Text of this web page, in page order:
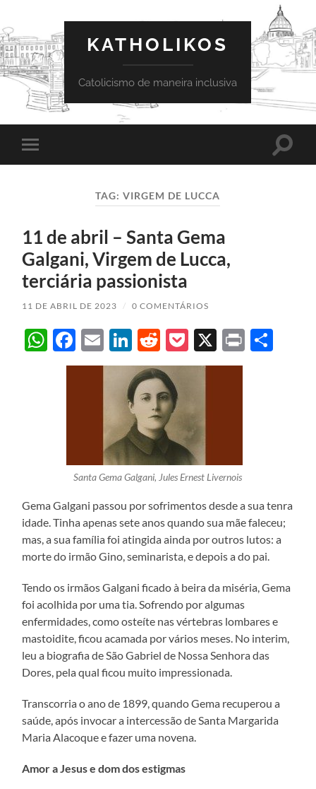
KATHOLIKOS
Catolicismo de maneira inclusiva
Toggle
mobile
Toggle
TAG:VIRGEM DE LUCCA
11 de abril – Santa Gema
Galgani, Virgem de Lucca,
terciária passionista
11 DE ABRIL DE 2023 / 0 COMENTÁRIOS
WhatsApp
Facebook
EmailLinkedIn
Reddit
Pocket
X Print
Santa Gema Galgani, Jules Ernest Livernois
Gema Galgani passou por sofrimentos desde a sua tenra
idade. Tinha apenas sete anos quando sua mãe faleceu;
mas, a sua família foi atingida ainda por outros lutos: a
morte do irmão Gino, seminarista, e depois a do pai.
Tendo os irmãos Galgani ficado à beira da miséria, Gema
foi acolhida por uma tia. Sofrendo por algumas
enfermidades, como osteíte nas vértebras lombares e
mastoidite, ficou acamada por vários meses. No interim,
leu a biografia de São Gabriel de Nossa Senhora das
Dores, pela qual ficou muito impressionada.
Transcorria o ano de 1899, quando Gema recuperou a
saúde, após invocar a intercessão de Santa Margarida
Maria Alacoque e fazer uma novena.
Amor a Jesus e dom dos estigmas